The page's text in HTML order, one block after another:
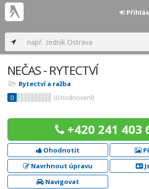
NEČAS - RYTECTVÍ
Rytectví a ražba
0
(0 hodnocení)
+420 241 403
Ohodnotit
Navrhnout úpravu
Navigovat